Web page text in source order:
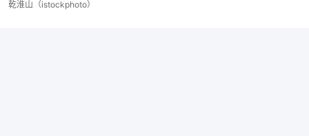
乾淮山（istockphoto）